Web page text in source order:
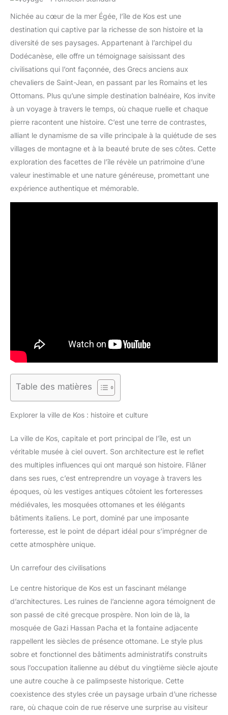
Nichée au cœur de la mer Égée, l’île de Kos est une
destination qui captive par la richesse de son histoire et la
diversité de ses paysages. Appartenant à l’archipel du
Dodécanèse, elle offre un témoignage saisissant des
civilisations qui l’ont façonnée, des Grecs anciens aux
chevaliers de Saint-Jean, en passant par les Romains et les
Ottomans. Plus qu’une simple destination balnéaire, Kos invite
à un voyage à travers le temps, où chaque ruelle et chaque
pierre racontent une histoire. C’est une terre de contrastes,
alliant le dynamisme de sa ville principale à la quiétude de ses
villages de montagne et à la beauté brute de ses côtes. Cette
exploration des facettes de l’île révèle un patrimoine d’une
valeur inestimable et une nature généreuse, promettant une
expérience authentique et mémorable.
Table des matières
Explorer la ville de Kos : histoire et culture
La ville de Kos, capitale et port principal de l’île, est un
véritable musée à ciel ouvert. Son architecture est le reflet
des multiples influences qui ont marqué son histoire. Flâner
dans ses rues, c’est entreprendre un voyage à travers les
époques, où les vestiges antiques côtoient les forteresses
médiévales, les mosquées ottomanes et les élégants
bâtiments italiens. Le port, dominé par une imposante
forteresse, est le point de départ idéal pour s’imprégner de
cette atmosphère unique.
Un carrefour des civilisations
Le centre historique de Kos est un fascinant mélange
d’architectures. Les ruines de l’ancienne agora témoignent de
son passé de cité grecque prospère. Non loin de là, la
mosquée de Gazi Hassan Pacha et la fontaine adjacente
rappellent les siècles de présence ottomane. Le style plus
sobre et fonctionnel des bâtiments administratifs construits
sous l’occupation italienne au début du vingtième siècle ajoute
une autre couche à ce palimpseste historique. Cette
coexistence des styles crée un paysage urbain d’une richesse
rare, où chaque coin de rue réserve une surprise au visiteur